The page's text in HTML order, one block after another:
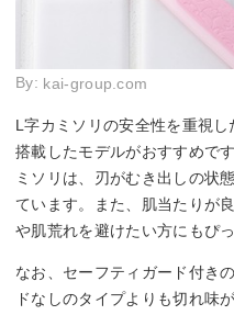
By: kai-group.com
L字カミソリの安全性を重視
搭載したモデルがおすすめで
ミソリは、刃がむき出しの状
ています。また、肌当たりが
や肌荒れを避けたい方にもぴっ
なお、セーフティガード付き
ドなしのタイプよりも切れ味